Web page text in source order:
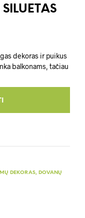
dekoras ir puikus
balkonams, tačiau
DEKORAS, DOVANŲ